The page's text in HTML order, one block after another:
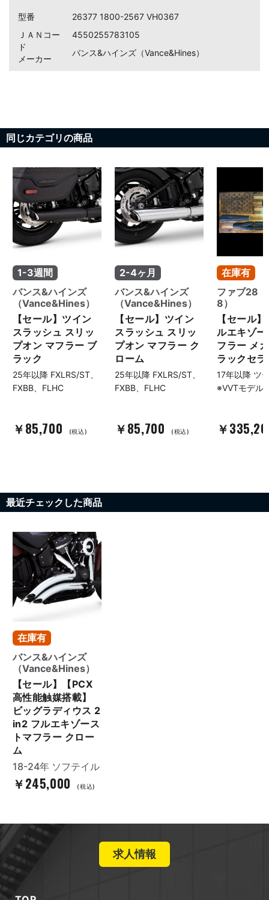
型番
26377 1800-2567 VH0367
ＪＡＮコー
ド
4550255783105
メーカー
バンス&ハインズ（Vance&Hines）
同じカテゴリの商品
1-3週間
バンス&ハインズ
（Vance&Hines）
【セール】ツイン
スラッシュ スリッ
プオン マフラー ブ
ラック
25年以降 FXLRS/ST、
FXBB、FLHC
￥85,700 (税込)
2-4ヶ月
バンス&ハインズ
（Vance&Hines）
【セール】ツイン
スラッシュ スリッ
プオン マフラー ク
ローム
25年以降 FXLRS/ST、
FXBB、FLHC
￥85,700 (税込)
在庫有
ファブ28
8）
【セール
ルエキゾ
フラー メ
ラックセ
17年以降 ツ
※VVTモデル
￥
最近チェックした商品
在庫有
バンス&ハインズ
（Vance&Hines）
【セール】【PCX
高性能触媒搭載】
ビッグラディウス 2
in2 フルエキゾース
トマフラー クロー
ム
18-24年 ソフテイル
￥245,000 (税込)
求人情報